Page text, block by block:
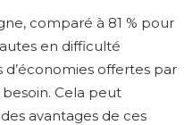
comparé à 81 % pour
en difficulté
offertes par
Cela peut
avantages de ces